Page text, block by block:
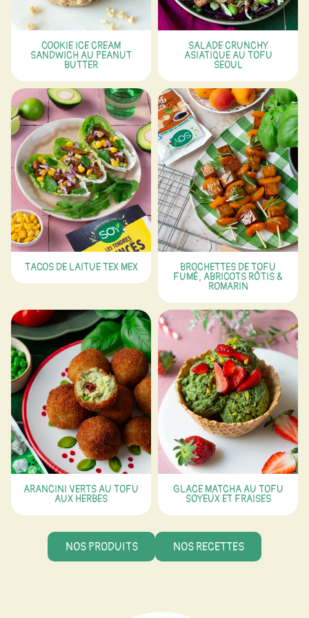
COOKIE ICE CREAM
SANDWICH AU PEANUT
BUTTER
SALADE CRUNCHY
ASIATIQUE AU TOFU
SEOUL
TACOS DE LAITUE TEX MEX
BROCHETTES DE TOFU
FUMÉ, ABRICOTS RÔTIS &
ROMARIN
ARANCINI VERTS AU TOFU
AUX HERBES
GLACE MATCHA AU TOFU
SOYEUX ET FRAISES
NOS PRODUITS NOS RECETTES